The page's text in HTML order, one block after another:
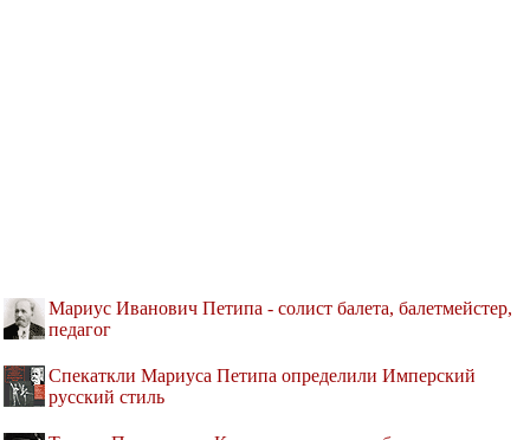
Мариус Иванович Петипа - солист балета, балетмейстер,
педагог
Спекаткли Мариуса Петипа определили Имперский
русский стиль